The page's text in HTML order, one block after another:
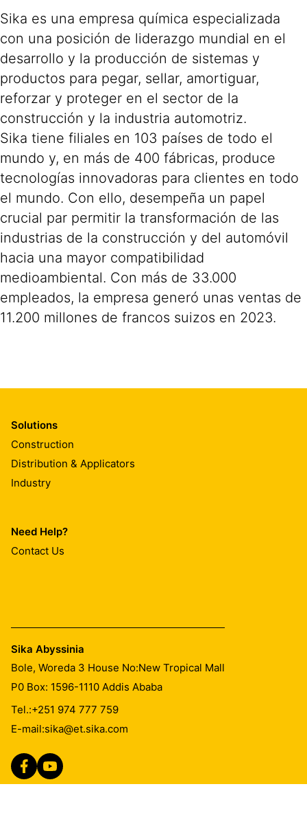
Sika es una empresa química especializada
con una posición de liderazgo mundial en el
desarrollo y la producción de sistemas y
productos para pegar, sellar, amortiguar,
reforzar y proteger en el sector de la
construcción y la industria automotriz.
Sika tiene filiales en 103 países de todo el
mundo y, en más de 400 fábricas, produce
tecnologías innovadoras para clientes en todo
el mundo. Con ello, desempeña un papel
crucial par permitir la transformación de las
industrias de la construcción y del automóvil
hacia una mayor compatibilidad
medioambiental. Con más de 33.000
empleados, la empresa generó unas ventas de
11.200 millones de francos suizos en 2023.
Solutions
Construction
Distribution & Applicators
Industry
Need Help?
Contact Us
Sika Abyssinia
Bole, Woreda 3 House No:New Tropical Mall
P0 Box: 1596-1110 Addis Ababa
Tel.:+251 974 777 759
E-mail:sika@et.sika.com